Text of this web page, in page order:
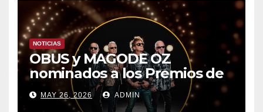
NOTICIAS
OBUS y MAGODE OZ
nominados a los Premios de
la Academia de la Música de
España- Esta noche en La 2
MAY 26, 2026 ADMIN